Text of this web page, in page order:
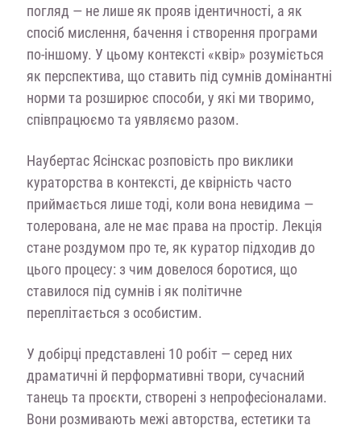
погляд — не лише як прояв ідентичності, а як
спосіб мислення, бачення і створення програми
по-іншому. У цьому контексті «квір» розуміється
як перспектива, що ставить під сумнів домінантні
норми та розширює способи, у які ми творимо,
співпрацюємо та уявляємо разом.
Наубертас Ясінскас розповість про виклики
кураторства в контексті, де квірність часто
приймається лише тоді, коли вона невидима —
толерована, але не має права на простір. Лекція
стане роздумом про те, як куратор підходив до
цього процесу: з чим довелося боротися, що
ставилося під сумнів і як політичне
переплітається з особистим.
У добірці представлені 10 робіт — серед них
драматичні й перформативні твори, сучасний
танець та проєкти, створені з непрофесіоналами.
Вони розмивають межі авторства, естетики та